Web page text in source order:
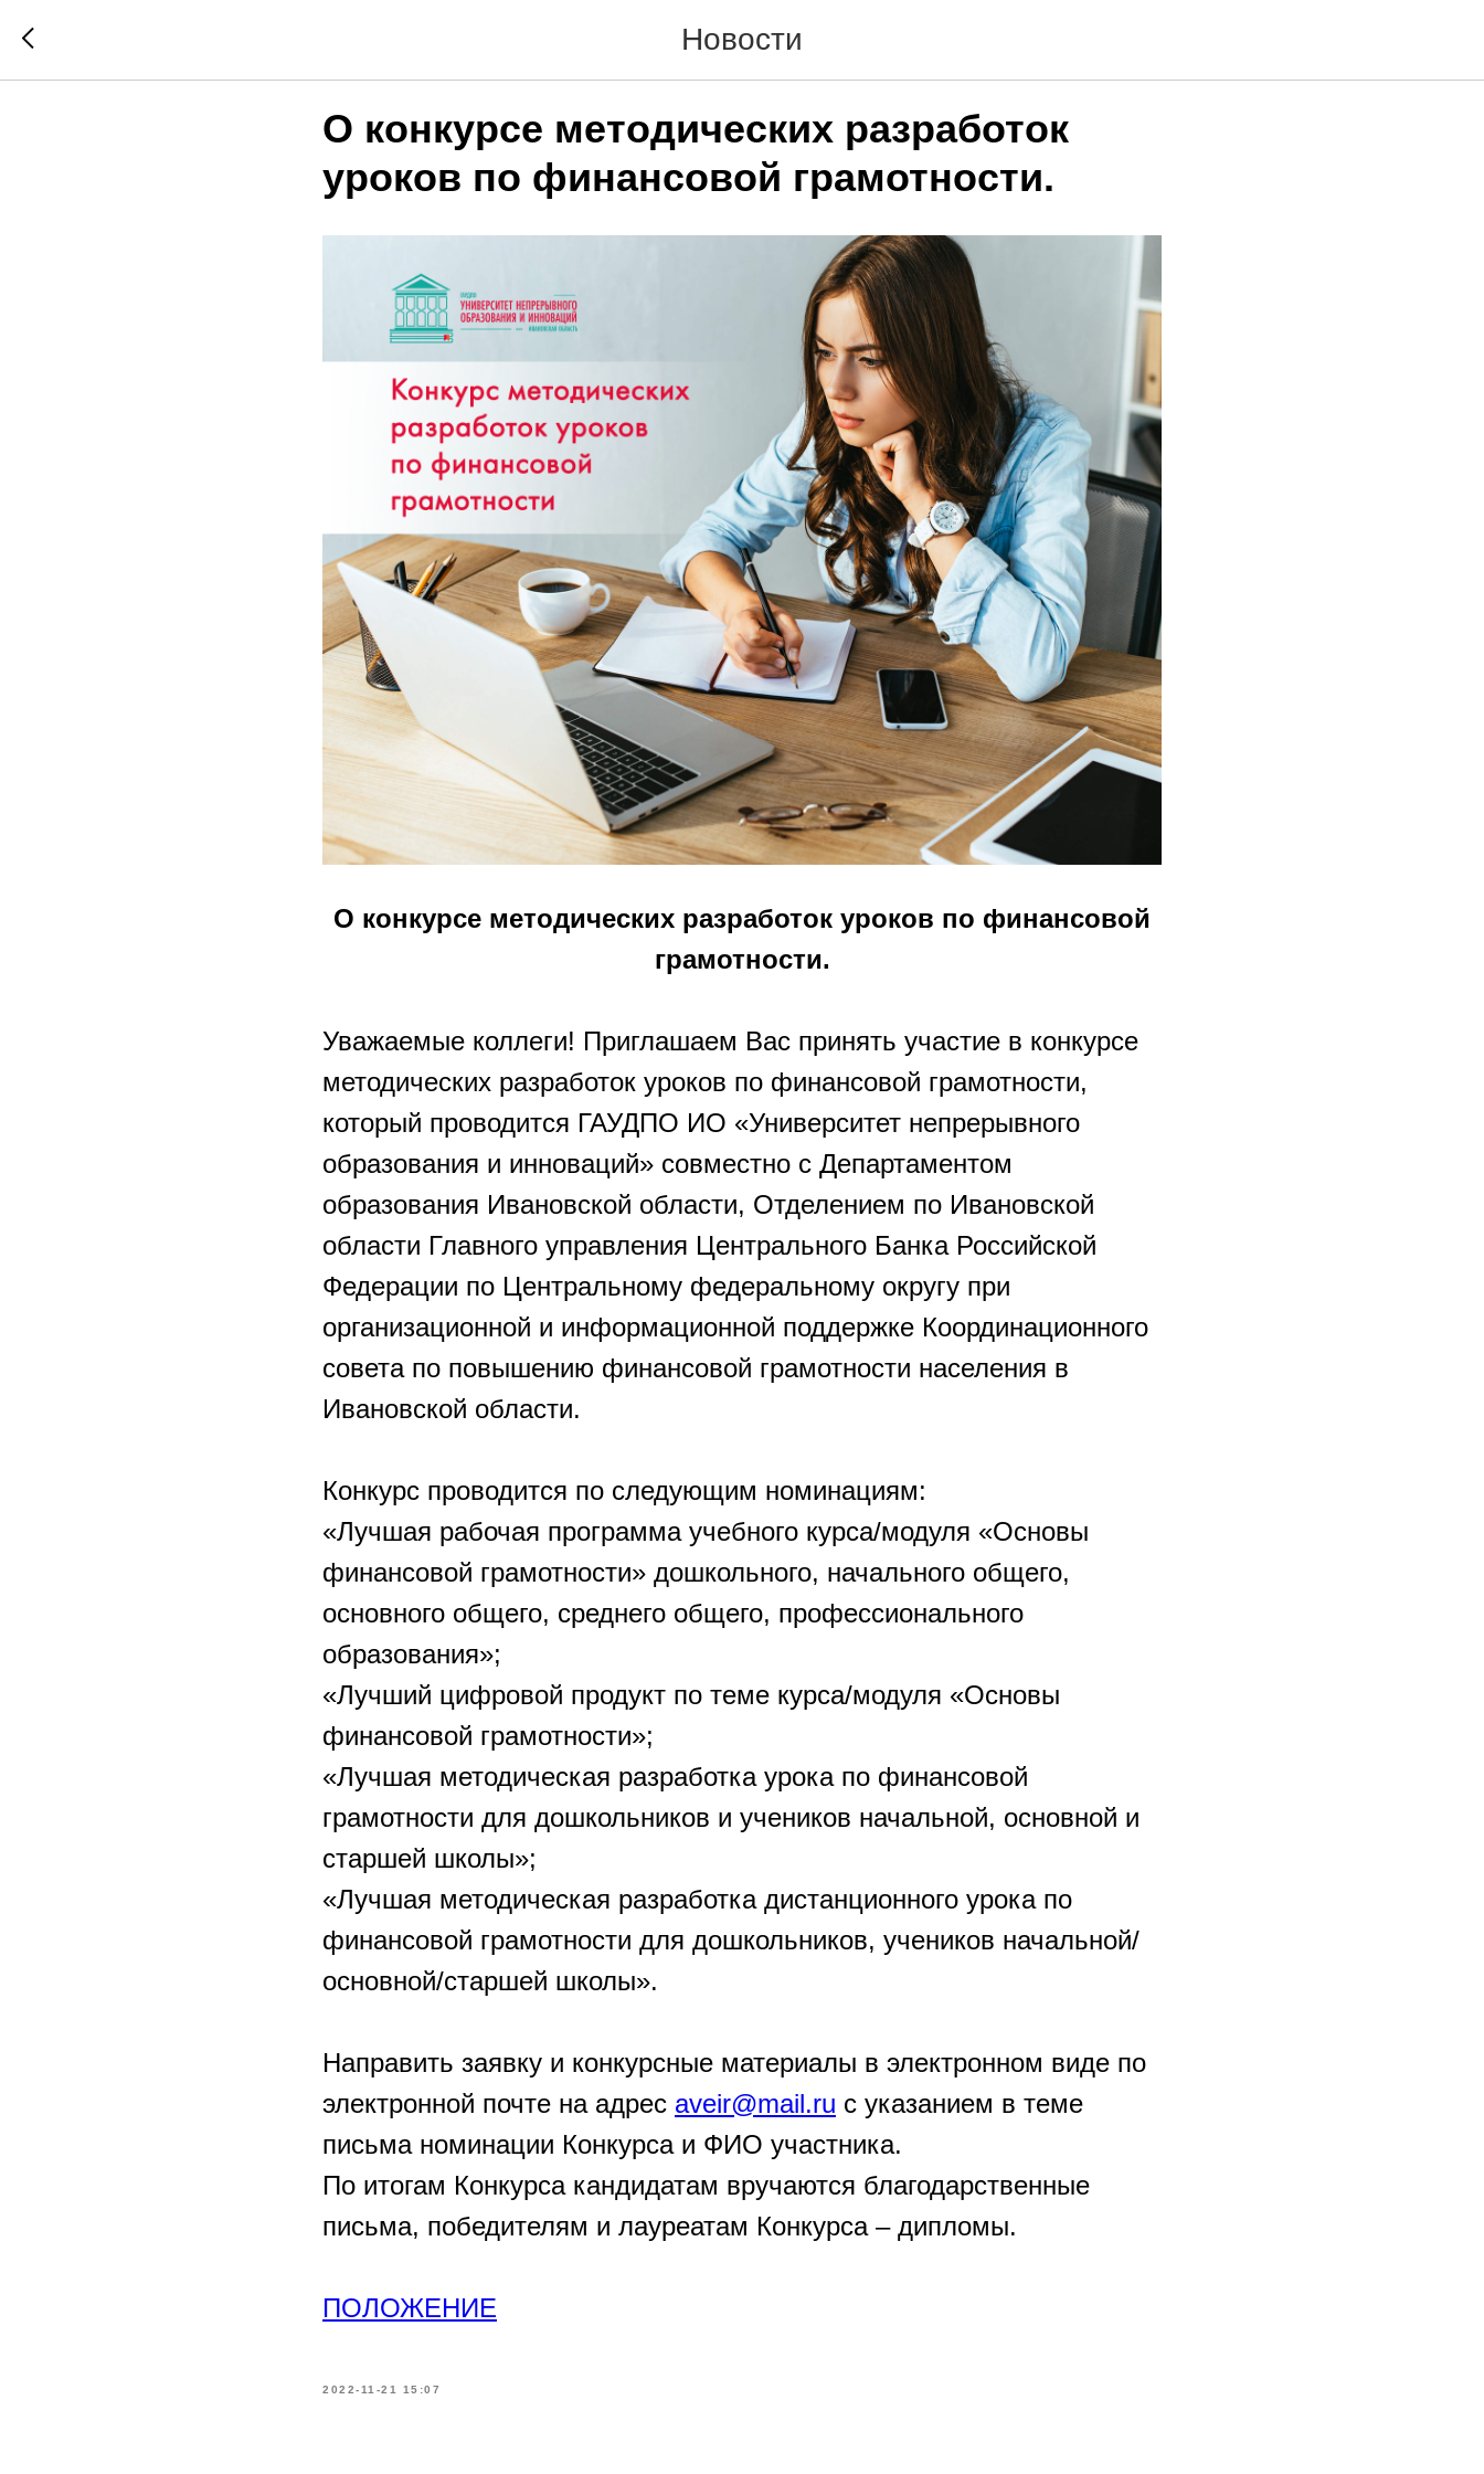
Новости
О конкурсе методических разработок
уроков по финансовой грамотности.
О конкурсе методических разработок уроков по финансовой
грамотности.
Уважаемые коллеги! Приглашаем Вас принять участие в конкурсе
методических разработок уроков по финансовой грамотности,
который проводится ГАУДПО ИО «Университет непрерывного
образования и инноваций» совместно с Департаментом
образования Ивановской области, Отделением по Ивановской
области Главного управления Центрального Банка Российской
Федерации по Центральному федеральному округу при
организационной и информационной поддержке Координационного
совета по повышению финансовой грамотности населения в
Ивановской области.
Конкурс проводится по следующим номинациям:
«Лучшая рабочая программа учебного курса/модуля «Основы
финансовой грамотности» дошкольного, начального общего,
основного общего, среднего общего, профессионального
образования»;
«Лучший цифровой продукт по теме курса/модуля «Основы
финансовой грамотности»;
«Лучшая методическая разработка урока по финансовой
грамотности для дошкольников и учеников начальной, основной и
старшей школы»;
«Лучшая методическая разработка дистанционного урока по
финансовой грамотности для дошкольников, учеников начальной/
основной/старшей школы».
Направить заявку и конкурсные материалы в электронном виде по
электронной почте на адрес aveir@mail.ru с указанием в теме
письма номинации Конкурса и ФИО участника.
По итогам Конкурса кандидатам вручаются благодарственные
письма, победителям и лауреатам Конкурса – дипломы.
ПОЛОЖЕНИЕ
2022-11-21 15:07